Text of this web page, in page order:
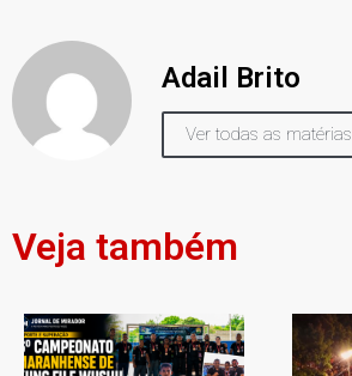
Adail Brito
Ver todas as matérias
Veja também